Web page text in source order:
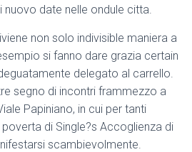
date nelle ondule citta.
non solo indivisible maniera a
si fanno dare grazia certain
delegato al carrello.
segno di incontri frammezzo a
Papiniano, in cui per tanti
di Single?s Accoglienza di
scambievolmente.